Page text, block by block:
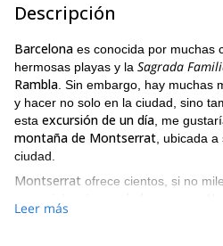
Descripción
Barcelona es conocida por muchas
hermosas playas y la Sagrada
Rambla . Sin embargo, hay
y hacer no solo en la ciudad, sino
esta excursión de un día , me
montaña de Montserrat , ubicada
ciudad.
Montserrat ofrece cientos, si no
de admirar desde lejos, ver
Leer más